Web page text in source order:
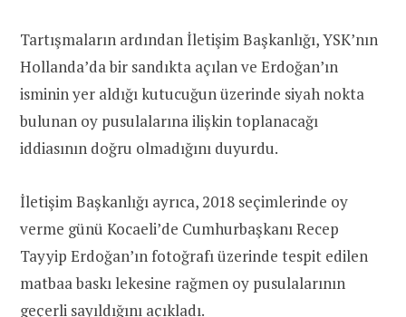
Tartışmaların ardından İletişim Başkanlığı, YSK’nın
Hollanda’da bir sandıkta açılan ve Erdoğan’ın
isminin yer aldığı kutucuğun üzerinde siyah nokta
bulunan oy pusulalarına ilişkin toplanacağı
iddiasının doğru olmadığını duyurdu.
İletişim Başkanlığı ayrıca, 2018 seçimlerinde oy
verme günü Kocaeli’de Cumhurbaşkanı Recep
Tayyip Erdoğan’ın fotoğrafı üzerinde tespit edilen
matbaa baskı lekesine rağmen oy pusulalarının
geçerli sayıldığını açıkladı.